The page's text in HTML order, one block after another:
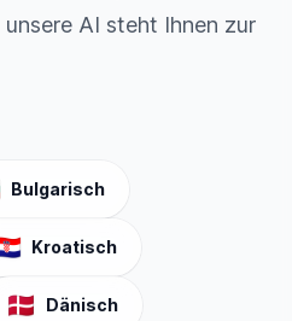
AI steht Ihnen zur
Bulgarisch
Kroatisch
🇩🇰 Dänisch